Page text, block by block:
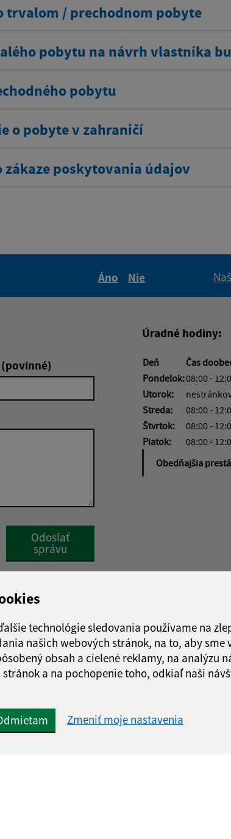
technológie sledovania používame na
našich webových stránok, na to, aby sme
obsah a cielené reklamy, na analýzu
a na pochopenie toho, odkiaľ naši
Zmeniť moje nastavenia
trvalom / prechodnom pobyte
pobytu na návrh vlastníka
pobytu
o pobyte v zahraničí
zákaze poskytovania údajov
Áno
Nie
Google reCaptcha Response
Odoslať
správu
Úradné hodiny:
Deň Čas
Pondelok:08:00 -
Utorok:
Streda:
08:00 -
Štvrtok:
08:00 -
Piatok:
08:00 -
Obedňajšia